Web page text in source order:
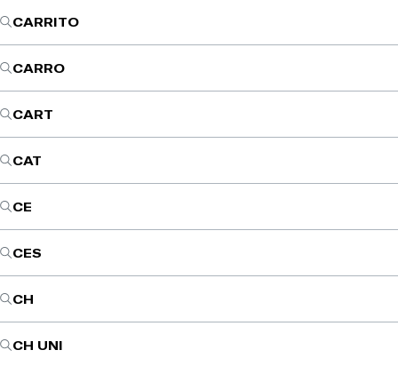
CARRITO
CARRO
CART
CAT
CE
CES
CH
CH UNI